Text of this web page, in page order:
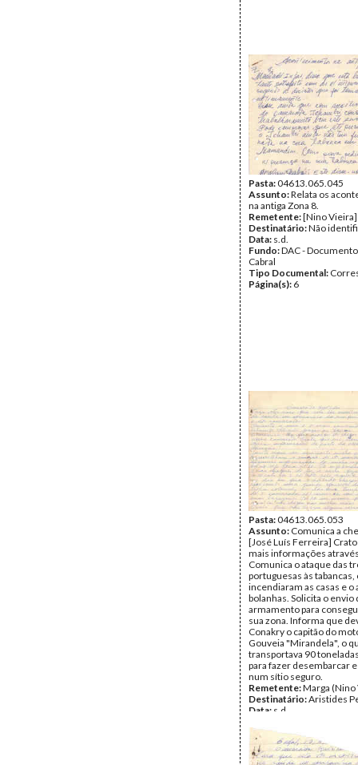
Pasta:04613.065.045
Assunto:Relata os
na antiga Zona 8.
Remetente:[Nino Vieira]
Destinatário:Não
Data: s.d.
Fundo:DAC -
Cabral
Tipo Documental:
Página(s): 6
Pasta:04613.065.053
Assunto: Comunica a
[José Luís Ferreira]
mais informações
Comunica o ataque das
portuguesas às tabancas,
incendiaram as casas e o
bolanhas. Solicita o envio
armamento para
sua zona. Informa que
Conakry o capitão do
Gouveia "Mirandela", o
transportava 90
para fazer desembarcar
num sítio seguro.
Remetente:Marga (Nino
Destinatário:Aristides
Data: s.d.
Cabral
Tipo Documental:
Página(s):3